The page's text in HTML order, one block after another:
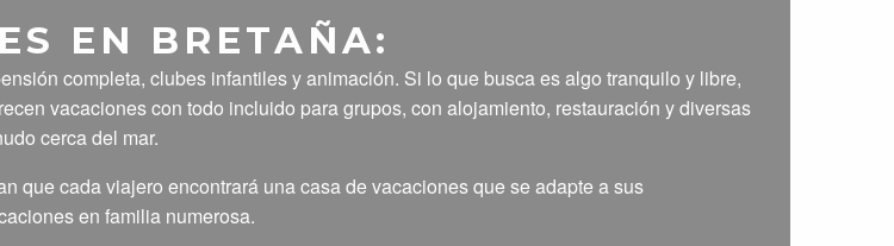
EN BRETAÑA:
completa, clubes infantiles y animación. Si lo que busca es algo tranquilo y libre,
vacaciones con todo incluido para grupos, con alojamiento, restauración y diversas
cerca del mar.
que cada viajero encontrará una casa de vacaciones que se adapte a sus
en familia numerosa.